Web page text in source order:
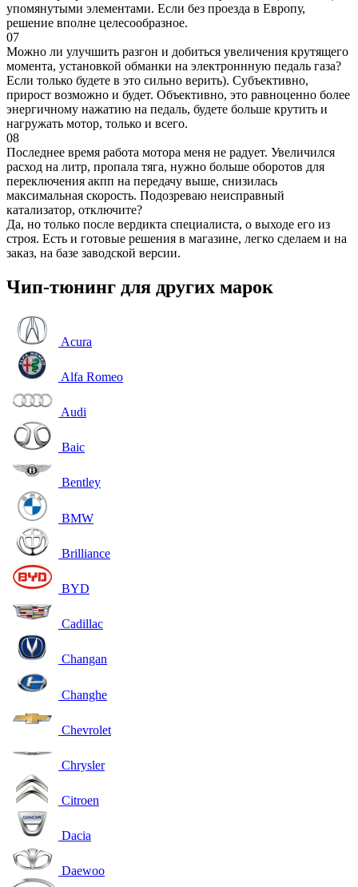
упомянутыми элементами. Если без проезда в Европу,
решение вполне целесообразное.
07
Можно ли улучшить разгон и добиться увеличения крутящего
момента, установкой обманки на электроннную педаль газа?
Если только будете в это сильно верить). Субъективно,
прирост возможно и будет. Объективно, это равноценно более
энергичному нажатию на педаль, будете больше крутить и
нагружать мотор, только и всего.
08
Последнее время работа мотора меня не радует. Увеличился
расход на литр, пропала тяга, нужно больше оборотов для
переключения акпп на передачу выше, снизилась
максимальная скорость. Подозреваю неисправный
катализатор, отключите?
Да, но только после вердикта специалиста, о выходе его из
строя. Есть и готовые решения в магазине, легко сделаем и на
заказ, на базе заводской версии.
Чип-тюнинг для других марок
Acura
Alfa Romeo
Audi
Baic
Bentley
BMW
Brilliance
BYD
Cadillac
Changan
Changhe
Chevrolet
Chrysler
Citroen
Dacia
Daewoo